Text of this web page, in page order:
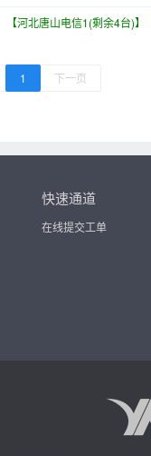
【河北唐山电信1(剩余4台)】
1 下一页
快速通道
在线提交工单